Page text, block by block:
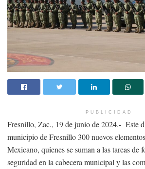
PUBLICIDAD
Fresnillo, Zac., 19 de junio de 2024.- Este
municipio de Fresnillo 300 nuevos
Mexicano, quienes se suman a las tareas de
seguridad en la cabecera municipal y las